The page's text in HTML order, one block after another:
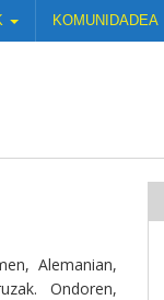
KOMUNIDADEA
Alemanian,
Ondoren,